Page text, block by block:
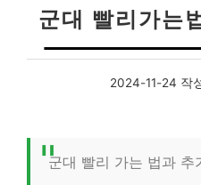
군대 빨리가는
2024-11-24 작
군대 빨리 가는 법과 추